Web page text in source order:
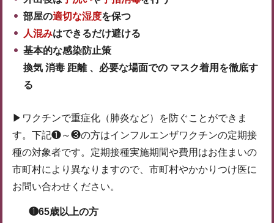
部屋の適切な湿度を保つ
人混みはできるだけ避ける
基本的な感染防止策
換気 消毒 距離 、必要な場面での マスク着用を徹底す
る
▶︎ワクチンで重症化（肺炎など）を防ぐことができま
す。下記❶～❸の方はインフルエンザワクチンの定期接
種の対象者です。定期接種実施期間や費用はお住まいの
市町村により異なりますので、市町村やかかりつけ医に
お問い合わせください。
❶65歳以上の方